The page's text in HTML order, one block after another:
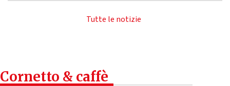
Tutte le notizie
Cornetto & caffè